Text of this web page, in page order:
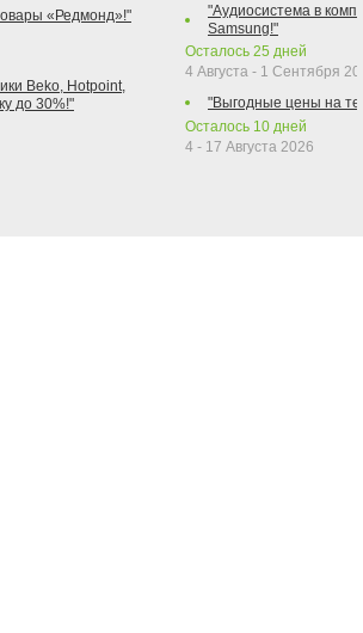
«Редмонд»!"
Beko, Hotpoint,
до 30%!"
"Аудиосистема в
Samsung!"
Осталось 25 дней
4 Августа - 1 Сентября
"Выгодные цены на
Осталось 10 дней
4 - 17 Августа 2026